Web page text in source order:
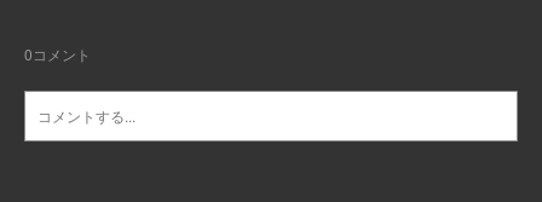
0コメント